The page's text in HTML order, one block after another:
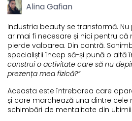
Alina Gafian
Industria beauty se transformă.
ar mai fi necesare și nici pentru
pierde valoarea. Din contră.
specialiștii încep să-și pună o altă
construi o activitate care să nu
prezența mea fizică?”
Aceasta este întrebarea care
și care marchează una dintre
schimbări de mentalitate din